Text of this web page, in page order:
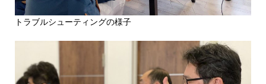
トラブルシューティングの様子